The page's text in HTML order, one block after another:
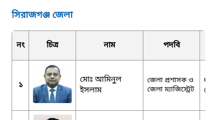
সিরাজগঞ্জ জেলা
নং চিত্র নাম পদবি
১
মোঃ আমিনুল
ইসলাম
জেলা প্রশাসক ও
জেলা ম্যাজিস্ট্রেট